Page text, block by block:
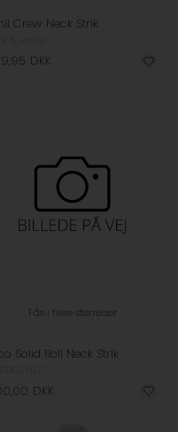
Crew Neck Strik
DKK
Fås i flere størrelser
Solid Roll Neck Strik
DKK